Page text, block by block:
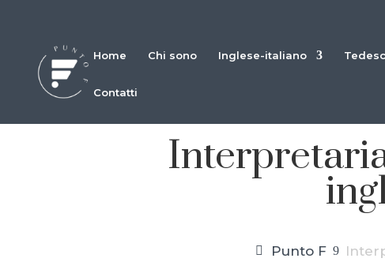
Home Chi sono Inglese-italiano
Contatti
Punto F 9